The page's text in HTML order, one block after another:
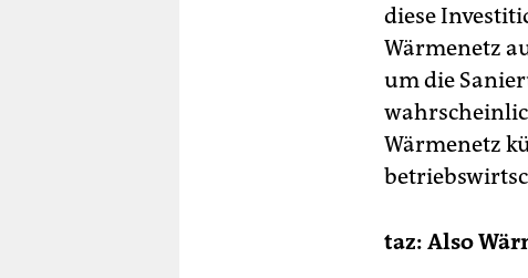
diese
Wärmenetz
um die
Wärmenetz
taz: Also